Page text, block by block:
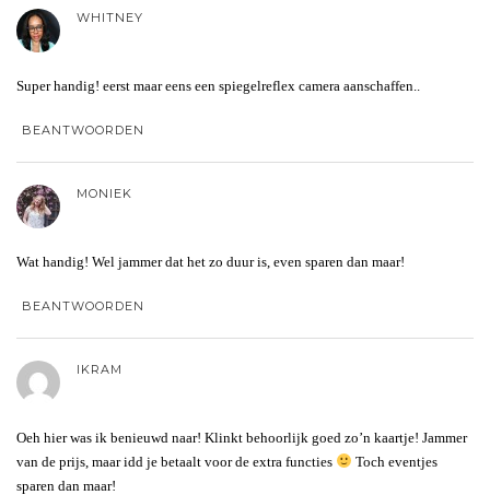
WHITNEY
Super handig! eerst maar eens een spiegelreflex camera aanschaffen..
BEANTWOORDEN
MONIEK
Wat handig! Wel jammer dat het zo duur is, even sparen dan maar!
BEANTWOORDEN
IKRAM
Oeh hier was ik benieuwd naar! Klinkt behoorlijk goed zo’n kaartje! Jammer
van de prijs, maar idd je betaalt voor de extra functies
Toch eventjes
sparen dan maar!